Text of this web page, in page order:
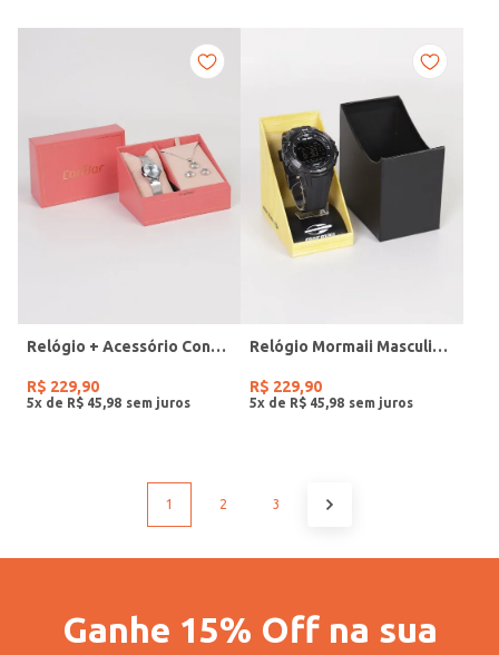
Relógio + Acessório Condor Feminino PRATA
R$ 229,90
5x de R$ 45 98
Relógio Mormaii Masculino PRETO
R$ 229,90
5x de R$ 45 98
1 2 3
Ganhe 15% Off na sua